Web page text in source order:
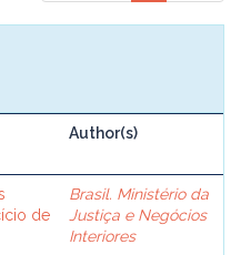
Author(s)
de
Brasil. Ministério da
Justiça e Negócios
Interiores